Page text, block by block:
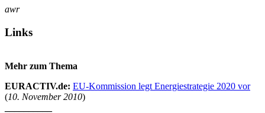
awr
Links
Mehr zum Thema
EURACTIV.de: EU-Kommission legt Energiestrategie 2020 vor
(10. November 2010)